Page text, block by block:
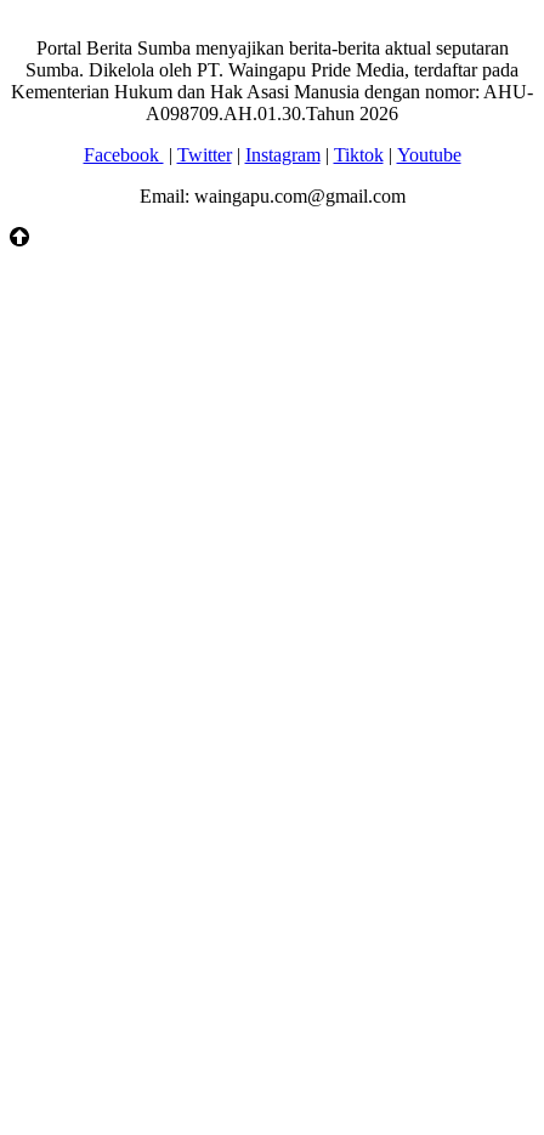
Portal Berita Sumba menyajikan berita-berita aktual seputaran
Sumba. Dikelola oleh PT. Waingapu Pride Media, terdaftar pada
Kementerian Hukum dan Hak Asasi Manusia dengan nomor: AHU-
A098709.AH.01.30.Tahun 2026
Facebook | Twitter| Instagram| Tiktok| Youtube
Email: waingapu.com@gmail.com